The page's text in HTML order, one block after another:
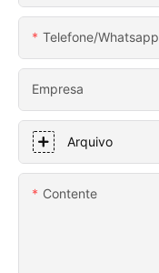
Telefone/whatsapp
Empresa
Arquivo
Contente